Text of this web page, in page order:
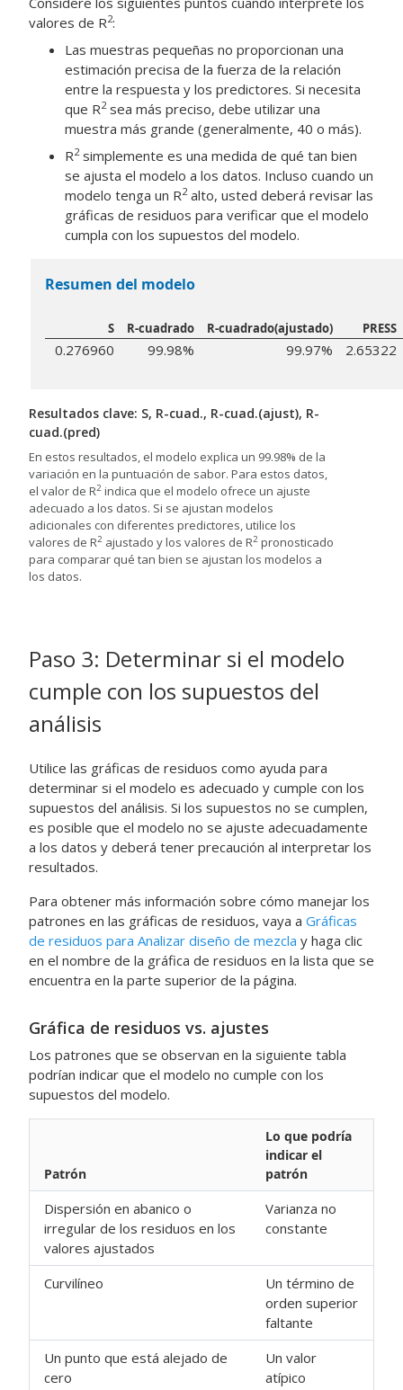
valores de R2:
Las muestras pequeñas no proporcionan una
estimación precisa de la fuerza de la relación
entre la respuesta y los predictores. Si necesita
que R2sea más preciso, debe utilizar una
muestra más grande (generalmente, 40 o más).
R2simplemente es una medida de qué tan bien
se ajusta el modelo a los datos. Incluso cuando un
modelo tenga un R2alto, usted deberá revisar las
gráficas de residuos para verificar que el modelo
cumpla con los supuestos del modelo.
Resumen del modelo
S R-cuadrado R-cuadrado(ajustado) PRESS
0.276960 99.98% 99.97% 2.65322
Resultados clave: S, R-cuad., R-cuad.(ajust), R-
cuad.(pred)
En estos resultados, el modelo explica un 99.98% de la
variación en la puntuación de sabor. Para estos datos,
el valor de R2 indica que el modelo ofrece un ajuste
adecuado a los datos. Si se ajustan modelos
adicionales con diferentes predictores, utilice los
valores de R2 ajustado y los valores de R2 pronosticado
para comparar qué tan bien se ajustan los modelos a
los datos.
Paso 3: Determinar si el modelo
cumple con los supuestos del
análisis
Utilice las gráficas de residuos como ayuda para
determinar si el modelo es adecuado y cumple con los
supuestos del análisis. Si los supuestos no se cumplen,
es posible que el modelo no se ajuste adecuadamente
a los datos y deberá tener precaución al interpretar los
resultados.
Para obtener más información sobre cómo manejar los
patrones en las gráficas de residuos, vaya a Gráficas
de residuos para Analizar diseño de mezcla y haga clic
en el nombre de la gráfica de residuos en la lista que se
encuentra en la parte superior de la página.
Gráfica de residuos vs. ajustes
Los patrones que se observan en la siguiente tabla
podrían indicar que el modelo no cumple con los
supuestos del modelo.
Patrón
Lo que podría
indicar el
patrón
Dispersión en abanico o
irregular de los residuos en los
valores ajustados
Varianza no
constante
Curvilíneo
Un término de
orden superior
faltante
Un punto que está alejado de
cero
Un valor
atípico